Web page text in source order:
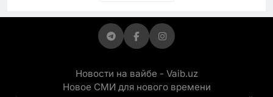
Новости на вайбе - Vaib.uz
Новое СМИ для нового времени